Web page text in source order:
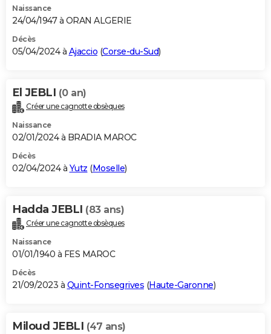
Naissance
24/04/1947 à ORAN ALGERIE
Décès
05/04/2024 à Ajaccio (Corse-du-Sud)
El JEBLI (0 an)
Créer une cagnotte obsèques
Naissance
02/01/2024 à BRADIA MAROC
Décès
02/04/2024 à Yutz (Moselle)
Hadda JEBLI (83 ans)
Créer une cagnotte obsèques
Naissance
01/01/1940 à FES MAROC
Décès
21/09/2023 à Quint-Fonsegrives (Haute-Garonne)
Miloud JEBLI (47 ans)